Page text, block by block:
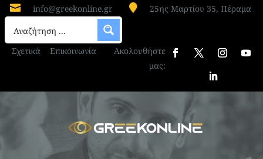
 info@greekonline.gr  25ης Μαρτίου 35, Πέραμα
Σχετικά Επικοινωνία
Ακολουθήστε
μας:
ΠΑΡΑΓΩΓΗ ΠΑΓΩΤΟΥ – ΠΑΓΟΥ
ΛΑΓΚΑΔΑΣ ΘΕΣΣΑΛΟΝΙΚΗΣ
“MAVIDIS ICE & ICE CREAM”
Η επιχείρηση «MAVIDIS ICE & ICE CREAM»
ΜΑΒΙΔΗΣ Χ. & Κ. ΟΕ, με έδρα το Δρακόντιο στο
Λαγκαδά Θεσσαλονίκης, δραστηριοποιείται
στον τομέα της παραγωγής παγωτού και πάγου,
προσφέροντας ποιοτικά προϊόντα με συνέπεια
και επαγγελματισμό. Με σύγχρονες